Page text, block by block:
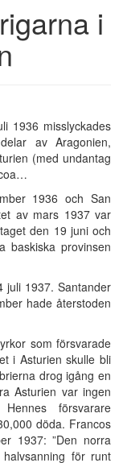
i
1936 misslyckades
av Aragonien,
(med undantag
1936 och San
av mars 1937 var
den 19 juni och
provinsen
juli 1937. Santander
hade återstoden
som försvarade
i Asturien skulle bli
drog igång en
Asturien var ingen
försvarare
döda. Francos
1937: ”Den norra
för runt